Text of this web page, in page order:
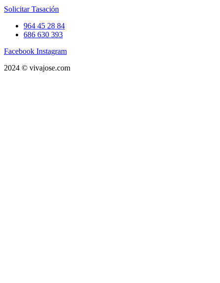
Solicitar Tasación
964 45 28 84
686 630 393
Facebook Instagram
2024 © vivajose.com